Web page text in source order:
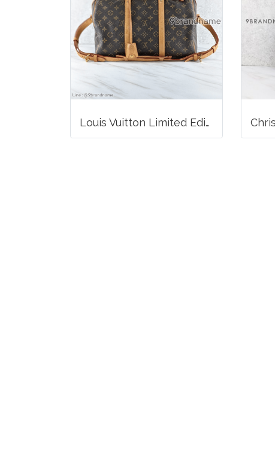
Louis Vuitton Limited Edition Monogram Canvas Sofia Coppola SC Bag